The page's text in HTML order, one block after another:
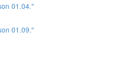
01.04."
01.09."